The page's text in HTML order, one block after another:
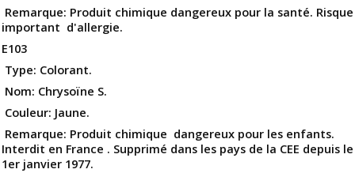
Remarque: Produit chimique dangereux pour la santé. Risque
important d'allergie.
E103
Type: Colorant.
Nom: Chrysoïne S.
Couleur: Jaune.
Remarque: Produit chimique dangereux pour les enfants.
Interdit en France . Supprimé dans les pays de la CEE depuis le
1er janvier 1977.